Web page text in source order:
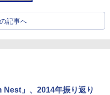
記事へ
Nest」、2014年振り返り